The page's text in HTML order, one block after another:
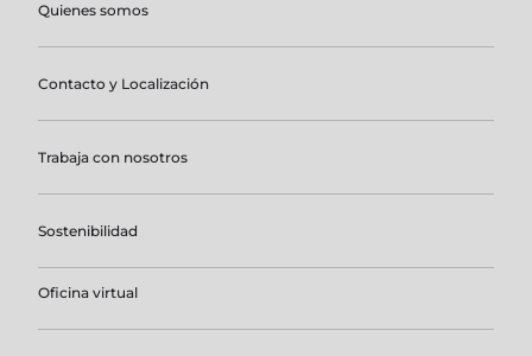
Quienes somos
Contacto y Localización
Trabaja con nosotros
Sostenibilidad
Oficina virtual